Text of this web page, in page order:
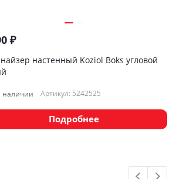
₽
настенный Koziol Boks угловой
наличии Артикул: 5242525
Подробнее